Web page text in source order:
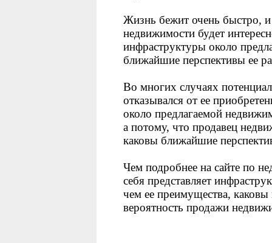
Жизнь бежит очень быстро,
недвижимости будет
инфраструктуры около
ближайшие перспективы ее
Во многих случаях
отказывался от ее
около предлагаемой
а потому, что продавец
каковы ближайшие
Чем подробнее на сайте по
себя представляет
чем ее преимущества,
вероятность продажи